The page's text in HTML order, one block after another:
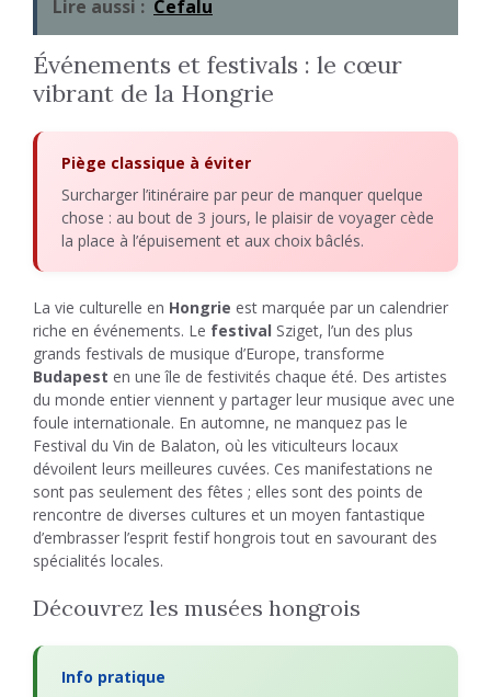
Lire aussi : Cefalu
Événements et festivals : le cœur
vibrant de la Hongrie
Piège classique à éviter
Surcharger l’itinéraire par peur de manquer quelque
chose : au bout de 3 jours, le plaisir de voyager cède
la place à l’épuisement et aux choix bâclés.
La vie culturelle en Hongrie est marquée par un calendrier
riche en événements. Le festival Sziget, l’un des plus
grands festivals de musique d’Europe, transforme
Budapest en une île de festivités chaque été. Des artistes
du monde entier viennent y partager leur musique avec une
foule internationale. En automne, ne manquez pas le
Festival du Vin de Balaton, où les viticulteurs locaux
dévoilent leurs meilleures cuvées. Ces manifestations ne
sont pas seulement des fêtes ; elles sont des points de
rencontre de diverses cultures et un moyen fantastique
d’embrasser l’esprit festif hongrois tout en savourant des
spécialités locales.
Découvrez les musées hongrois
Info pratique